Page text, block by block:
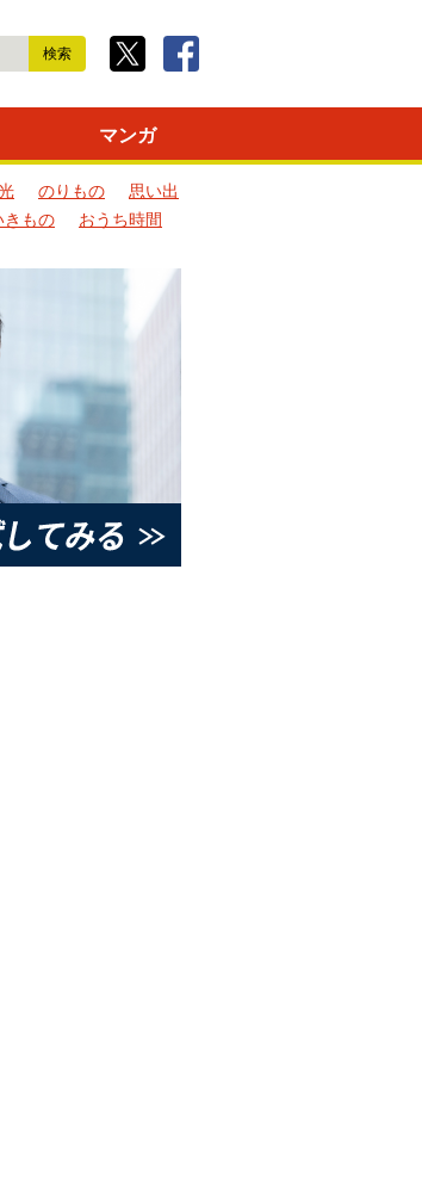
マンガ
のりもの
思い出
きもの おうち時間